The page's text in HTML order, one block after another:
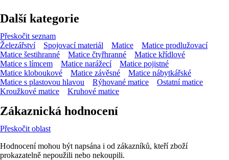
Další kategorie
Přeskočit seznam
Železářství
Spojovací materiál Matice
Matice prodlužovací
Matice šestihranné
Matice čtyřhranné
Matice křídlové
Matice s límcem
Matice narážecí
Matice pojistné
Matice kloboukové
Matice závěsné
Matice nábytkářské
Matice s plastovou hlavou
Rýhované matice
Ostatní matice
Kroužkové matice
Kruhové matice
Zákaznická hodnocení
Přeskočit oblast
Hodnocení mohou být napsána i od zákazníků, kteří zboží
prokazatelně nepoužili nebo nekoupili.